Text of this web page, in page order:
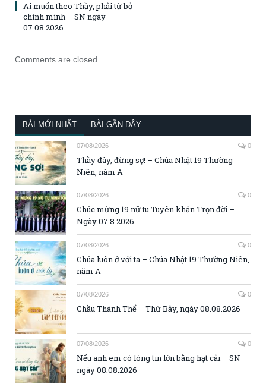
Ai muốn theo Thầy, phải từ bỏ
chính mình – SN ngày
07.08.2026
Comments are closed.
BÀI MỚI NHẤT BÀI GẦN ĐÂY
07/08/2026 0
Thầy đây, đừng sợ! – Chúa Nhật 19 Thường
Niên, năm A
07/08/2026 0
Chúc mừng 19 nữ tu Tuyên khấn Trọn đời –
Ngày 07.8.2026
07/08/2026 0
Chúa luôn ở với ta – Chúa Nhật 19 Thường Niên,
năm A
07/08/2026 0
Chầu Thánh Thể – Thứ Bảy, ngày 08.08.2026
07/08/2026 0
Nếu anh em có lòng tin lớn bằng hạt cải – SN
ngày 08.08.2026